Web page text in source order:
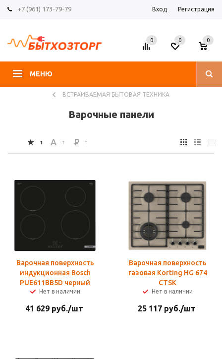
+7 (961) 173-79-79 Вход Регистрация
МЕНЮ
0 0 0
ВСТРАИВАЕМАЯ БЫТОВАЯ ТЕХНИКА
Варочные панели
Варочная поверхность
индукционная Bosch
PUE611BB5D черный
Нет в наличии
41 629руб./шт
Варочная поверхность
газовая Korting HG 674
CTSK
Нет в наличии
25 117руб./шт